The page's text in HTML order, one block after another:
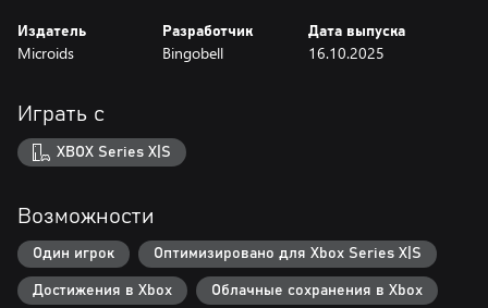
снаряжения.
Пробудите легендарную силу Творца Саги и используйте
разрушительные способности в эпических боях.
Исследуйте огромный древний мир
ядовитых болот.
Отправьтесь в Руины
Изучите древние храмы, заполненные ловушками, непростыми
головоломками и прочими опасностями и заполучите редкие
Издатель
Microids
Разработчик
Bingobell
Дата выпуска
16.10.2025
Играть с
XBOX Series X|S
Возможности
Один игрок Оптимизировано для Xbox Series X|S
Достижения в Xbox Облачные сохранения в Xbox